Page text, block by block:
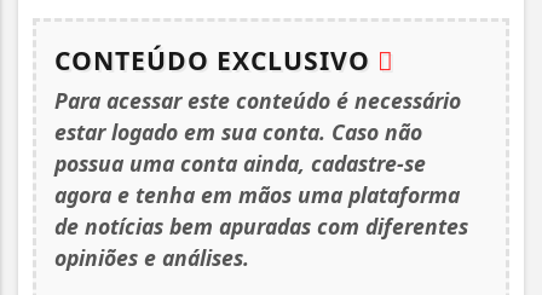
CONTEÚDO EXCLUSIVO
Para acessar este conteúdo é necessário
estar logado em sua conta. Caso não
possua uma conta ainda, cadastre-se
agora e tenha em mãos uma plataforma
de notícias bem apuradas com diferentes
opiniões e análises.